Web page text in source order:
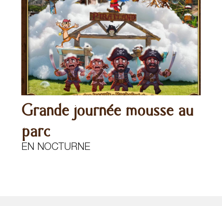
Grande journée mousse au
parc
EN NOCTURNE